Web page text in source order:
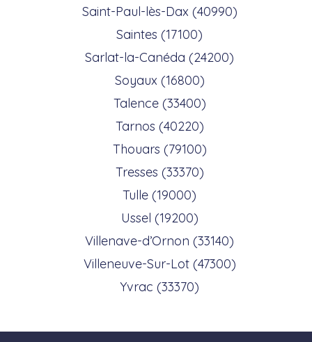
Saint-Paul-lès-Dax (40990)
Saintes (17100)
Sarlat-la-Canéda (24200)
Soyaux (16800)
Talence (33400)
Tarnos (40220)
Thouars (79100)
Tresses (33370)
Tulle (19000)
Ussel (19200)
Villenave-d’Ornon (33140)
Villeneuve-Sur-Lot (47300)
Yvrac (33370)